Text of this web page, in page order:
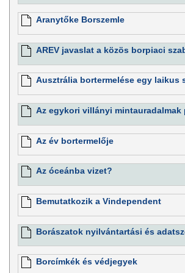
Aranytőke Borszemle
AREV javaslat a közös borpiaci
Ausztrália bortermelése egy laikus
Az egykori villányi mintauradalmak
Az év bortermelője
Az óceánba vizet?
Bemutatkozik a Vindependent
Borászatok nyilvántartási és
Borcímkék és védjegyek